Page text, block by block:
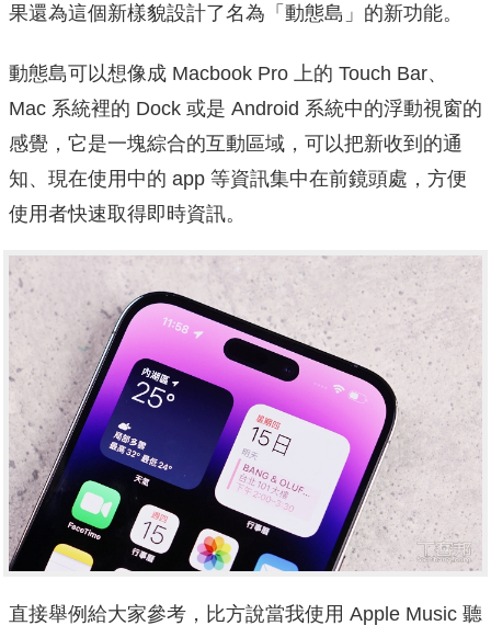
果還為這個新樣貌設計了名為「動態島」的新功能。
動態島可以想像成 Macbook Pro 上的 Touch Bar、
Mac 系統裡的 Dock 或是 Android 系統中的浮動視窗的
感覺，它是一塊綜合的互動區域，可以把新收到的通
知、現在使用中的 app 等資訊集中在前鏡頭處，方便
使用者快速取得即時資訊。
直接舉例給大家參考，比方說當我使用 Apple Music 聽